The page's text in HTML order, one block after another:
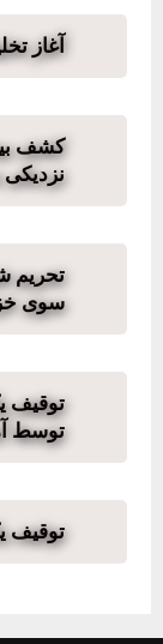
آغاز
نزدیکی
تحریم
سوی
توقیف
توسط
توقیف